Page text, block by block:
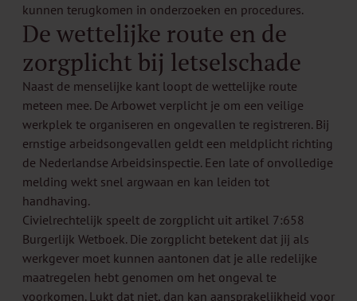
kunnen terugkomen in onderzoeken en procedures.
De wettelijke route en de
zorgplicht bij letselschade
Naast de menselijke kant loopt de wettelijke route
meteen mee. De Arbowet verplicht je om een veilige
werkplek te organiseren en ongevallen te registreren. Bij
ernstige arbeidsongevallen geldt een meldplicht richting
de Nederlandse Arbeidsinspectie. Een late of onvolledige
melding wekt snel argwaan en kan leiden tot
handhaving.
Civielrechtelijk speelt de zorgplicht uit artikel 7:658
Burgerlijk Wetboek. Die zorgplicht betekent dat jij als
werkgever moet kunnen aantonen dat je alle redelijke
maatregelen hebt genomen om het ongeval te
voorkomen. Lukt dat niet, dan kan aansprakelijkheid voor